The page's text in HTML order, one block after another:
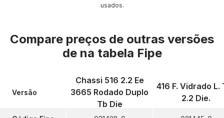
usados.
Compare preços de outras versões
de na tabela Fipe
Versão
Chassi 516 2.2 Ee
3665 Rodado Duplo
Tb Die
416 F. Vidrado L.
2.2 Die.